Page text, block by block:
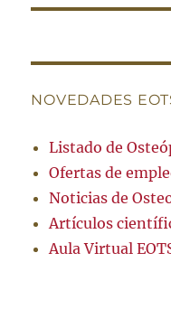
NOVEDADES
Listado de
Ofertas de
Noticias de
Artículos
Aula Virtual